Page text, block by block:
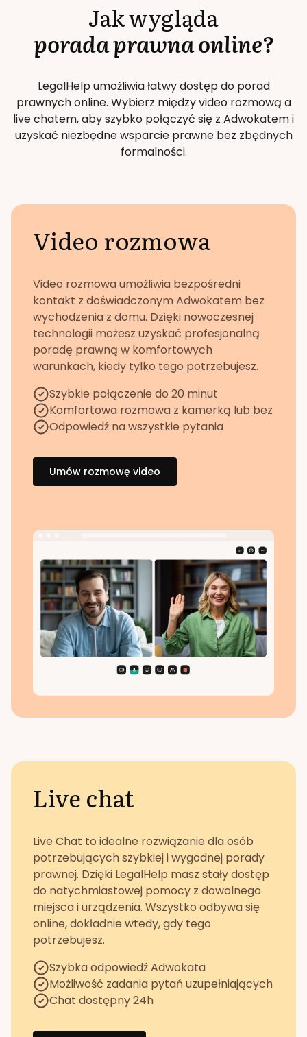
Jak wygląda
porada prawna online?
LegalHelp umożliwia łatwy dostęp do porad
prawnych online. Wybierz między video rozmową a
live chatem, aby szybko połączyć się z Adwokatem i
uzyskać niezbędne wsparcie prawne bez zbędnych
formalności.
Video rozmowa
Video rozmowa umożliwia bezpośredni
kontakt z doświadczonym Adwokatem bez
wychodzenia z domu. Dzięki nowoczesnej
technologii możesz uzyskać profesjonalną
poradę prawną w komfortowych
warunkach, kiedy tylko tego potrzebujesz.
Szybkie połączenie do 20 minut
Komfortowa rozmowa z kamerką lub bez
Odpowiedź na wszystkie pytania
Umów rozmowę video
Live chat
Live Chat to idealne rozwiązanie dla osób
potrzebujących szybkiej i wygodnej porady
prawnej. Dzięki LegalHelp masz stały dostęp
do natychmiastowej pomocy z dowolnego
miejsca i urządzenia. Wszystko odbywa się
online, dokładnie wtedy, gdy tego
potrzebujesz.
Szybka odpowiedź Adwokata
Możliwość zadania pytań uzupełniających
Chat dostępny 24h